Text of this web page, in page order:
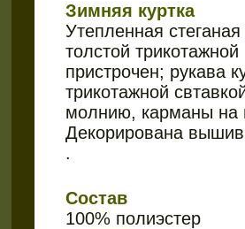
Зимняя куртка
Утепленная
толстой
пристрочен; рукава
трикотажной
молнию, карманы на
Декорирована
.
Состав
100% полиэстер